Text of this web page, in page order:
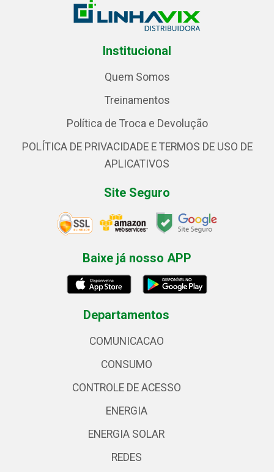
Institucional
Quem Somos
Treinamentos
Política de Troca e Devolução
POLÍTICA DE PRIVACIDADE E TERMOS DE USO DE
APLICATIVOS
Site Seguro
Baixe já nosso APP
Departamentos
COMUNICACAO
CONSUMO
CONTROLE DE ACESSO
ENERGIA
ENERGIA SOLAR
REDES